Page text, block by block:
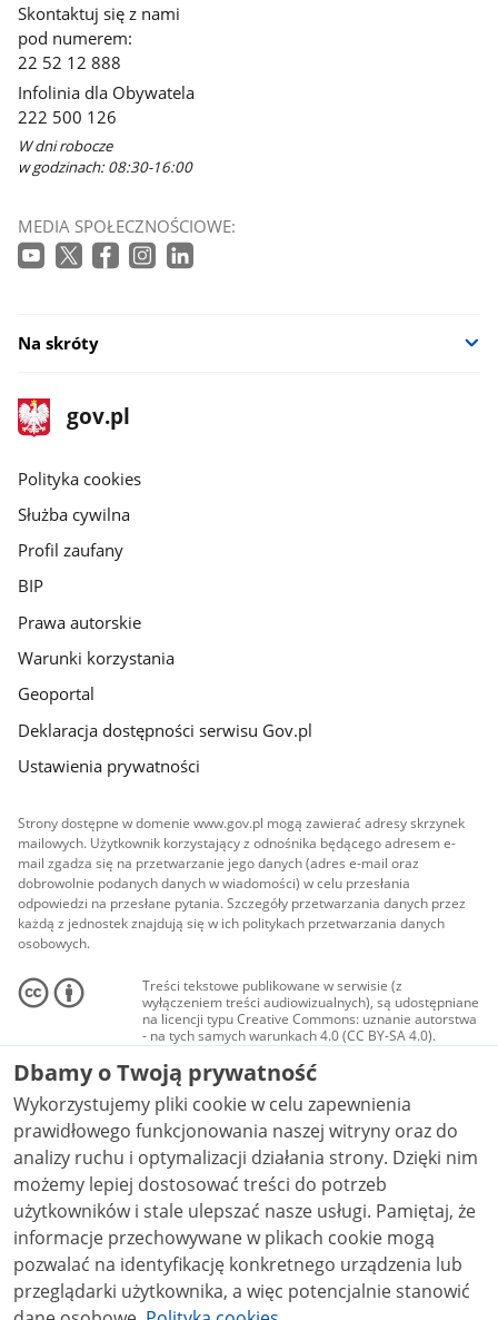
Skontaktuj się z nami
pod numerem:
22 52 12 888
Infolinia dla Obywatela
222 500 126
W dni robocze
w godzinach: 08:30-16:00
MEDIA SPOŁECZNOŚCIOWE:
Na skróty
stopka
gov.pl
Strona
gov.pl
gov.pl
Polityka cookies
Służba cywilna
Profil zaufany
BIP
Prawa autorskie
Warunki korzystania
Geoportal
Deklaracja dostępności serwisu Gov.pl
Ustawienia prywatności
Strony dostępne w domenie www.gov.pl mogą zawierać adresy skrzynek
mailowych. Użytkownik korzystający z odnośnika będącego adresem e-
mail zgadza się na przetwarzanie jego danych (adres e-mail oraz
dobrowolnie podanych danych w wiadomości) w celu przesłania
odpowiedzi na przesłane pytania. Szczegóły przetwarzania danych przez
każdą z jednostek znajdują się w ich politykach przetwarzania danych
osobowych.
Treści tekstowe publikowane w serwisie (z
wyłączeniem treści audiowizualnych), są udostępniane
na licencji typu Creative Commons: uznanie autorstwa
- na tych samych warunkach 4.0 (CC BY-SA 4.0).
Materiały audiowizualne, w tym zdjęcia, materiały
audio i wideo, są udostępniane na licencji typu
Creative Commons: uznanie autorstwa użycie
niekomercyjne - bez utworów zależnych 4.0 (CC BY-
NC-ND 4.0), o ile nie jest to stwierdzone inaczej.
Dbamy o Twoją prywatność
Wykorzystujemy pliki cookie w celu zapewnienia
prawidłowego funkcjonowania naszej witryny oraz do
analizy ruchu i optymalizacji działania strony. Dzięki nim
możemy lepiej dostosować treści do potrzeb
użytkowników i stale ulepszać nasze usługi. Pamiętaj, że
informacje przechowywane w plikach cookie mogą
pozwalać na identyfikację konkretnego urządzenia lub
przeglądarki użytkownika, a więc potencjalnie stanowić